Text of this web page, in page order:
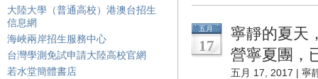
大陸大學（普通高校）港澳台招生
信息網
海峽兩岸招生服務中心
台灣學測免試申請大陸高校官網
若水堂簡體書店
五月
17
寧靜的夏天
營寧夏團，
五月 17, 2017 | 寧